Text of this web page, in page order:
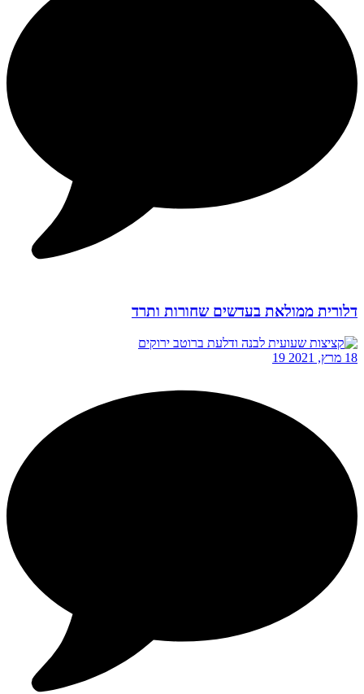
דלורית ממולאת בעדשים שחורות ותרד
18 מרץ, 2021 19